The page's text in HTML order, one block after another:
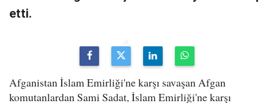
etti.
Afganistan İslam Emirliği'ne karşı savaşan Afgan
komutanlardan Sami Sadat, İslam Emirliği'ne karşı